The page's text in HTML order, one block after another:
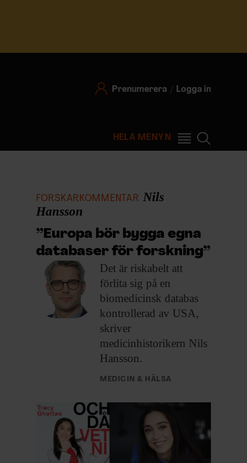
Prenumerera Logga in
HELA MENYN
FORSKARKOMMENTAR Nils
Hansson
”Europa bör bygga egna
databaser för forskning”
Det är riskabelt att
förlita sig på en
biomedicinsk databas
kontrollerad av USA,
skriver
medicinhistorikern Nils
Hansson.
MEDICIN & HÄLSA